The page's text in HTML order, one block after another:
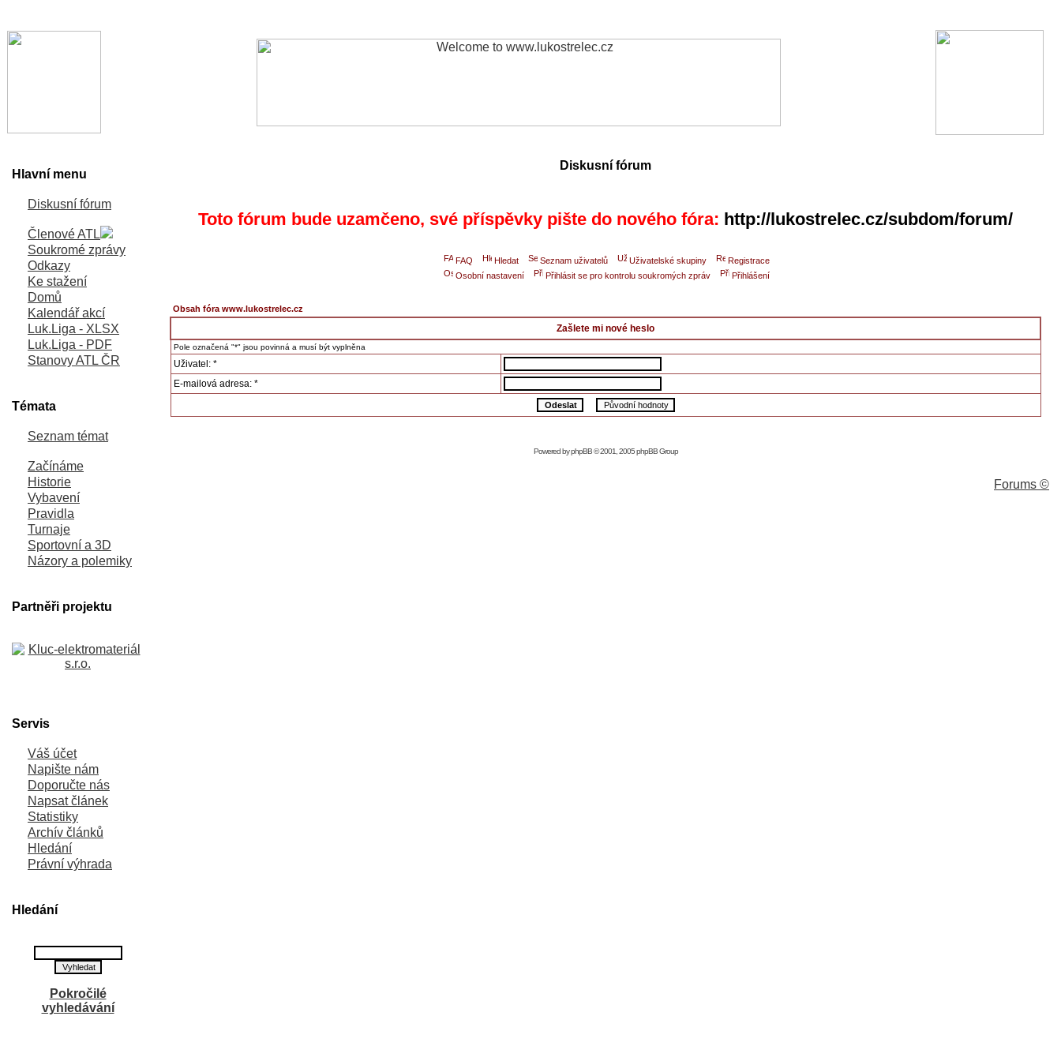
Hlavní menu
Diskusní fórum
Členové ATL
Soukromé zprávy
Odkazy
Ke stažení
Domů
Kalendář akcí
Luk.Liga - XLSX
Luk.Liga - PDF
Stanovy ATL ČR
Témata
Seznam témat
Začínáme
Historie
Vybavení
Pravidla
Turnaje
Sportovní a 3D
Názory a polemiky
Partněři projektu
Servis
Váš účet
Napište nám
Doporučte nás
Napsat článek
Statistiky
Archív článků
Hledání
Právní výhrada
Hledání
Pokročilé
vyhledávání
Diskusní fórum
Toto fórum bude uzamčeno, své příspěvky pište do nového fóra: http://lukostrelec.cz/subdom/forum/
FAQ Hledat Seznam uživatelů Uživatelské skupiny
Registrace
Osobní nastavení
Přihlásit se pro kontrolu soukromých zpráv Přihlášení
Obsah fóra www.lukostrelec.cz
Zašlete mi nové heslo
Pole označená "*" jsou povinná a musí být vyplněna
Uživatel: *
E-mailová adresa: *
Powered byphpBB© 2001, 2005 phpBB Group
Forums ©